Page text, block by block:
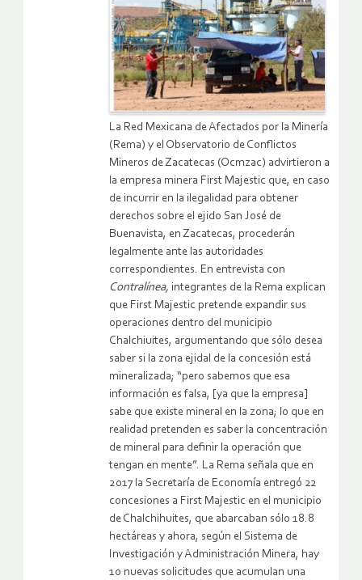
La Red Mexicana de Afectados por la Minería
(Rema) y el Observatorio de Conflictos
Mineros de Zacatecas (Ocmzac) advirtieron a
la empresa minera First Majestic que, en caso
de incurrir en la ilegalidad para obtener
derechos sobre el ejido San José de
Buenavista, en Zacatecas, procederán
legalmente ante las autoridades
correspondientes. En entrevista con
Contralínea, integrantes de la Rema explican
que First Majestic pretende expandir sus
operaciones dentro del municipio
Chalchiuites, argumentando que sólo desea
saber si la zona ejidal de la concesión está
mineralizada; “pero sabemos que esa
información es falsa, [ya que la empresa]
sabe que existe mineral en la zona; lo que en
realidad pretenden es saber la concentración
de mineral para definir la operación que
tengan en mente”. La Rema señala que en
2017 la Secretaría de Economía entregó 22
concesiones a First Majestic en el municipio
de Chalchihuites, que abarcaban sólo 18.8
hectáreas y ahora, según el Sistema de
Investigación y Administración Minera, hay
10 nuevas solicitudes que acumulan una